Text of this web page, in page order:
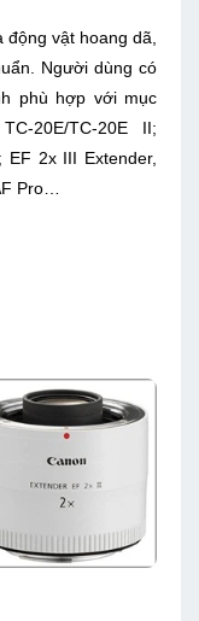
động vật hoang dã,
Người dùng có
phù hợp với mục
20E/TC-20E II;
EF 2x III Extender,
Pro…